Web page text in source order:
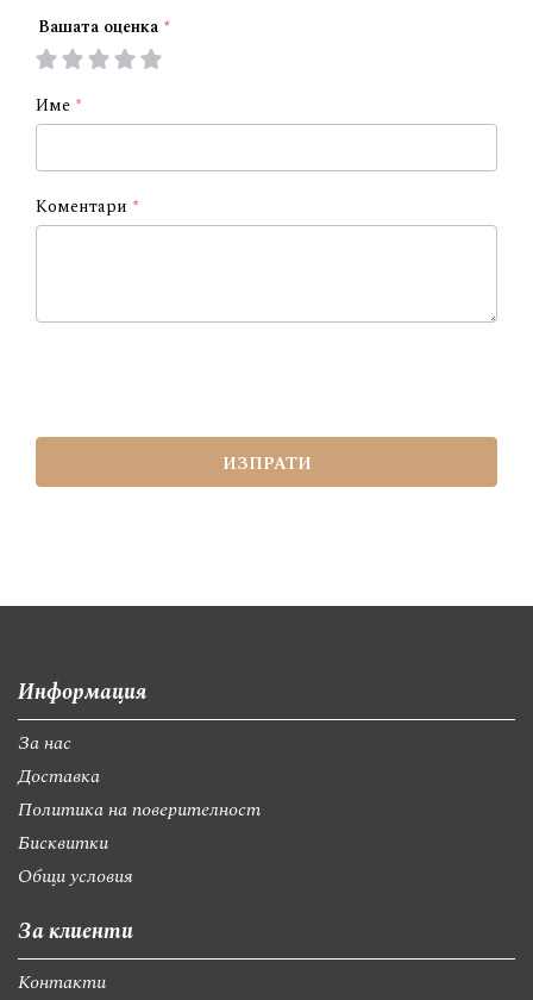
Вашата оценка
1
2
3
4
Име
Коментари
ИЗПРАТИ
Информация
За нас
Доставка
Политика на поверителност
Бисквитки
Общи условия
За клиенти
Контакти